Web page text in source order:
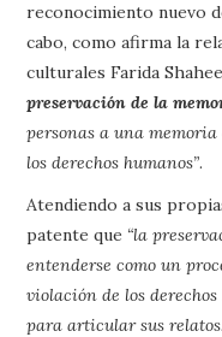
reconocimiento nuevo
cabo, como afirma la
culturales Farida
preservación de la
personas a una
los derechos humanos”.
Atendiendo a sus
patente que “la
entenderse como un
violación de los
para articular sus